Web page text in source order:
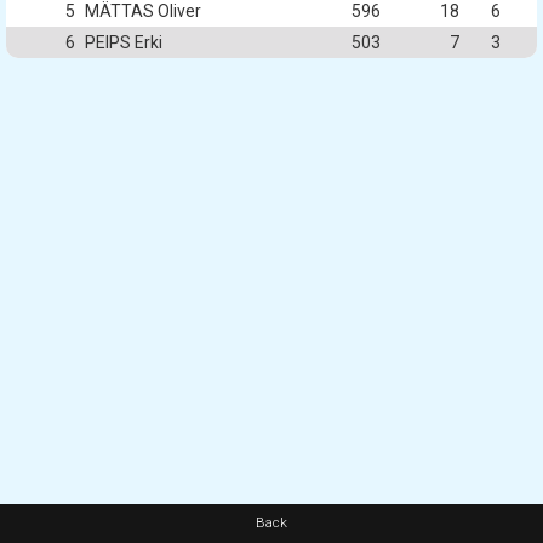
5
MÄTTAS Oliver 596 18
6
6
PEIPS Erki 503 7 3
Back